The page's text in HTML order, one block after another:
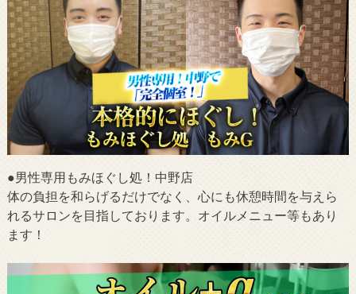
●男性専用もみほぐし処！中野店
体の負担を和らげるだけでなく、心にも休憩時間を与えら
れるサロンを目指しております。オイルメニュー等もあり
ます！